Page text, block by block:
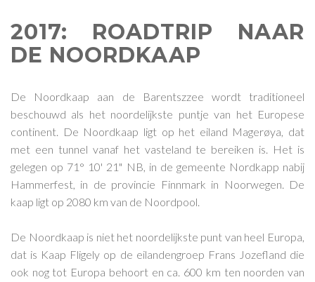
2017: ROADTRIP NAAR
DE NOORDKAAP
De Noordkaap aan de Barentszzee wordt traditioneel
beschouwd als het noordelijkste puntje van het Europese
continent. De Noordkaap ligt op het eiland Magerøya, dat
met een tunnel vanaf het vasteland te bereiken is. Het is
gelegen op 71° 10' 21" NB, in de gemeente Nordkapp nabij
Hammerfest, in de provincie Finnmark in Noorwegen. De
kaap ligt op 2080 km van de Noordpool.
De Noordkaap is niet het noordelijkste punt van heel Europa,
dat is Kaap Fligely op de eilandengroep Frans Jozefland die
ook nog tot Europa behoort en ca. 600 km ten noorden van